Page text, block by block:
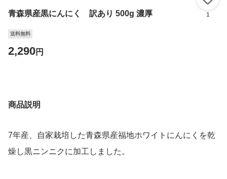
青森県産黒にんにく 訳あり 500g 濃厚 1
送料無料
2,290円
商品説明
7年産、自家栽培した青森県産福地ホワイトにんにくを乾
燥し黒ニンニクに加工しました。